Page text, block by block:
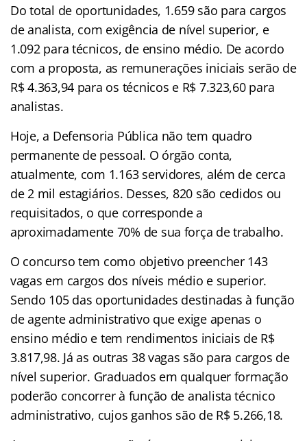
Do total de oportunidades, 1.659 são para cargos
de analista, com exigência de nível superior, e
1.092 para técnicos, de ensino médio. De acordo
com a proposta, as remunerações iniciais serão de
R$ 4.363,94 para os técnicos e R$ 7.323,60 para
analistas.
Hoje, a Defensoria Pública não tem quadro
permanente de pessoal. O órgão conta,
atualmente, com 1.163 servidores, além de cerca
de 2 mil estagiários. Desses, 820 são cedidos ou
requisitados, o que corresponde a
aproximadamente 70% de sua força de trabalho.
O concurso tem como objetivo preencher 143
vagas em cargos dos níveis médio e superior.
Sendo 105 das oportunidades destinadas à função
de agente administrativo que exige apenas o
ensino médio e tem rendimentos iniciais de R$
3.817,98. Já as outras 38 vagas são para cargos de
nível superior. Graduados em qualquer formação
poderão concorrer à função de analista técnico
administrativo, cujos ganhos são de R$ 5.266,18.